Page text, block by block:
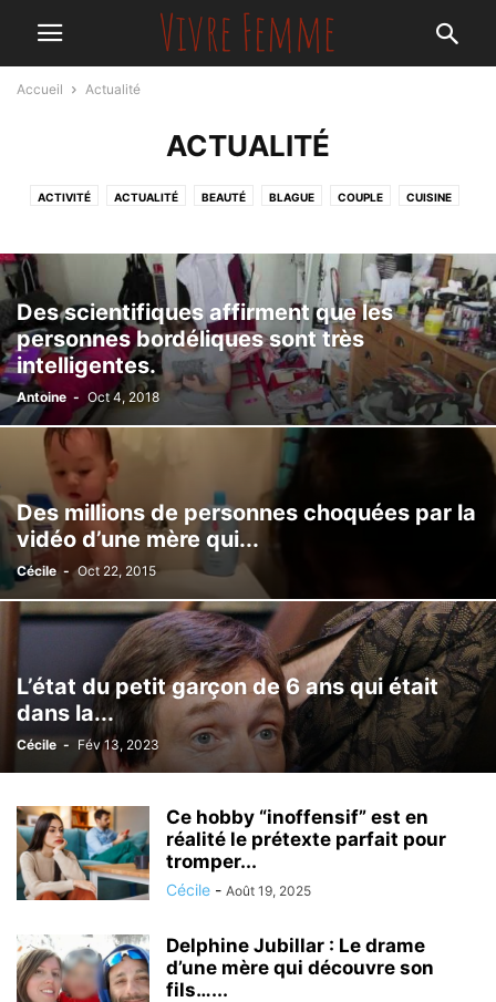
Accueil Actualité
ACTUALITÉ
ACTIVITÉ ACTUALITÉ BEAUTÉ BLAGUE COUPLE CUISINE
MAMAN MODE NON CLASSÉ NUTRITION PSYCHO SANTÉ
STARS
Des scientifiques affirment que les
personnes bordéliques sont très
intelligentes.
Antoine - Oct 4, 2018
Des millions de personnes choquées par la
vidéo d’une mère qui...
Cécile - Oct 22, 2015
L’état du petit garçon de 6 ans qui était
dans la...
Cécile - Fév 13, 2023
Ce hobby “inoffensif” est en
réalité le prétexte parfait pour
tromper...
Cécile - Août 19, 2025
Delphine Jubillar : Le drame
d’une mère qui découvre son
fils…...